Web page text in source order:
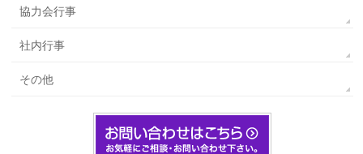
協力会行事
社内行事
その他